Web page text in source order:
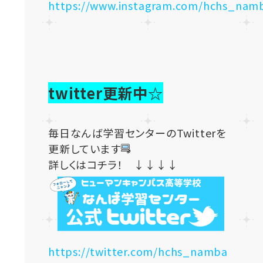
https://www.instagram.com/
twitter更新中☆
毎日なんば学習センターのTwitterを
更新しています
詳しくはコチラ！ ↓↓↓↓
https://twitter.com/hchs_namba